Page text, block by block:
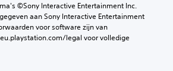
©Sony Interactive Entertainment Inc.
aan Sony Interactive Entertainment
voor software zijn van
legal voor volledige